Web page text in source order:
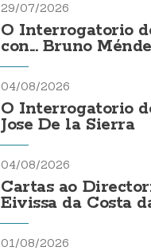
29/07/2026
O Interrogatorio
con... Bruno
04/08/2026
O Interrogatorio
Jose De la Sierra
04/08/2026
Cartas ao
Eivissa da Costa
01/08/2026